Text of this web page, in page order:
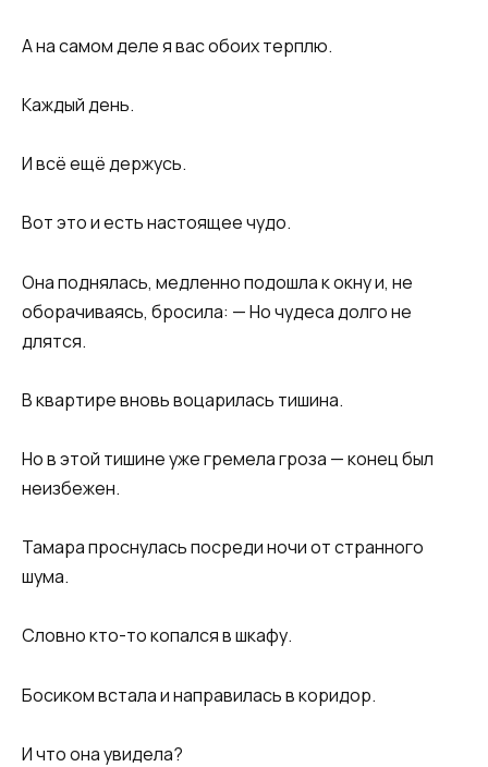
А на самом деле я вас обоих терплю.
Каждый день.
И всё ещё держусь.
Вот это и есть настоящее чудо.
Она поднялась, медленно подошла к окну и, не
оборачиваясь, бросила: — Но чудеса долго не
длятся.
В квартире вновь воцарилась тишина.
Но в этой тишине уже гремела гроза — конец был
неизбежен.
Тамара проснулась посреди ночи от странного
шума.
Словно кто-то копался в шкафу.
Босиком встала и направилась в коридор.
И что она увидела?